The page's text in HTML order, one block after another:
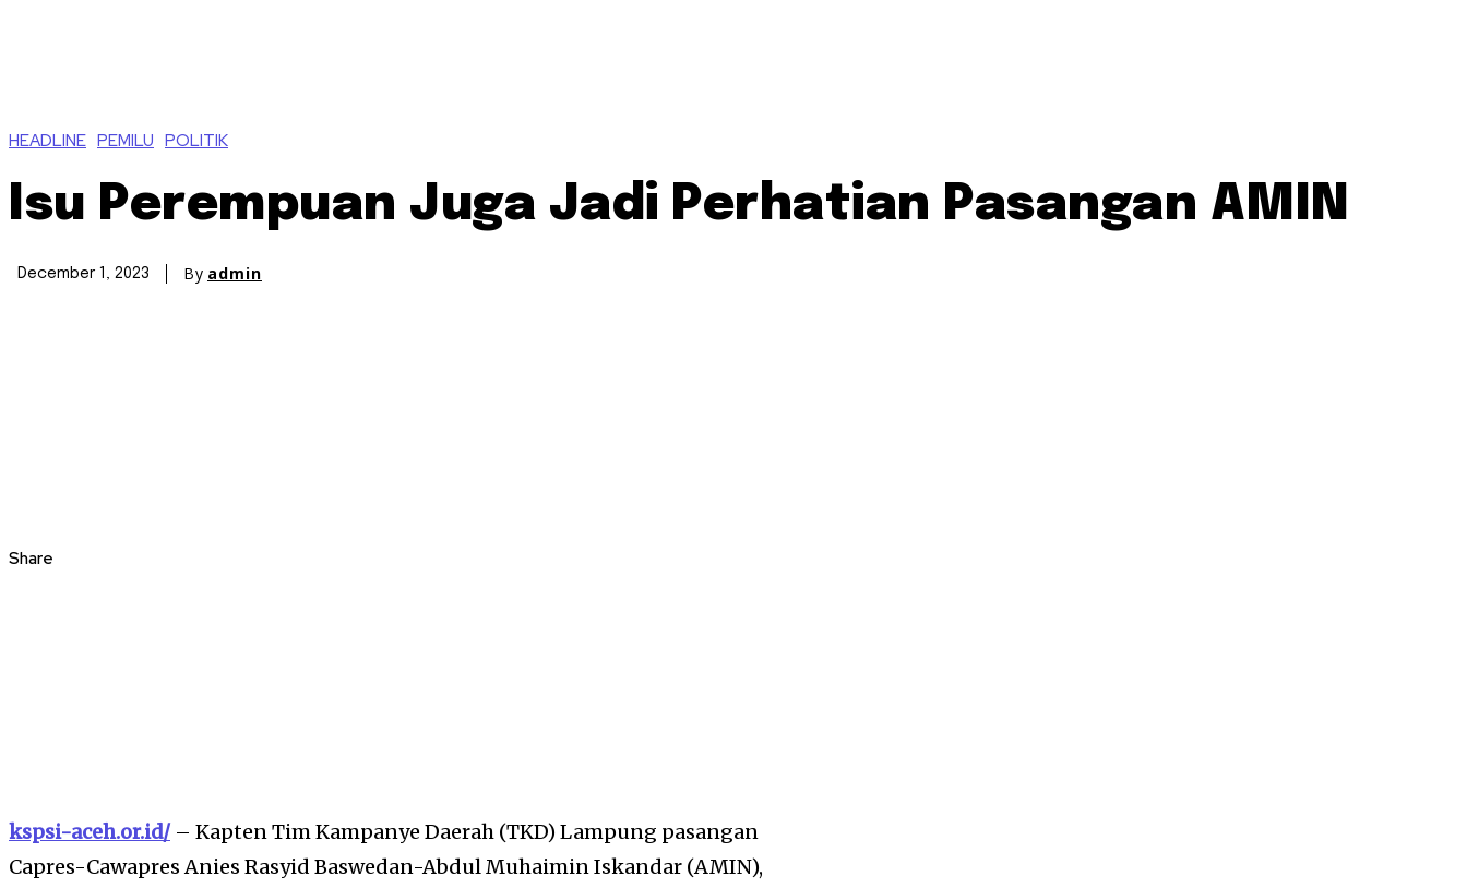
HEADLINE PEMILU POLITIK
Isu Perempuan Juga Jadi Perhatian Pasangan AMIN
December 1, 2023 By admin
Share
kspsi-aceh.or.id/– Kapten Tim Kampanye Daerah (TKD) Lampung pasangan
Capres-Cawapres Anies Rasyid Baswedan-Abdul Muhaimin Iskandar (AMIN),